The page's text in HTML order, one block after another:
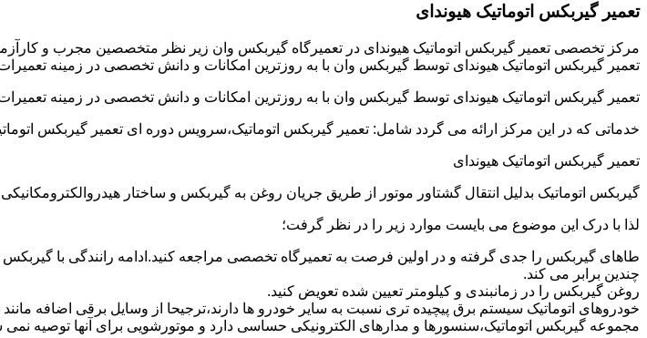
تعمیر گیربکس اتوماتیک هیوندای
مرکز تخصصی تعمیر گیربکس اتوماتیک هیوندای در تعمیرگاه گیربکس وان زیر نظر متخصصین مجرب و
تعمیر گیربکس اتوماتیک هیوندای توسط گیربکس وان با به روزترین امکانات و دانش تخصصی در زمینه
تعمیر گیربکس اتوماتیک هیوندای توسط گیربکس وان با به روزترین امکانات و دانش تخصصی در زمینه
خدماتی که در این مرکز ارائه می گردد شامل: تعمیر گیربکس اتوماتیک،سرویس دوره ای تعمیر گیربکس
تعمیر گیربکس اتوماتیک هیوندای
گیربکس اتوماتیک بدلیل انتقال گشتاور موتور از طریق جریان روغن به گیربکس و ساختار
لذا با درک این موضوع می بایست موارد زیر را در نظر گرفت؛
طاهای گیربکس را جدی گرفته و در اولین فرصت به تعمیرگاه تخصصی مراجعه کنید.ادامه رانندگی با
چندین برابر می کند.
روغن گیربکس را در زمانبندی و کیلومتر تعیین شده تعویض کنید.
خودروهای اتوماتیک سیستم برق پیچیده تری نسبت به سایر خودرو ها دارند،ترجیحا از وسایل برقی اضافه
مجموعه گیربکس اتوماتیک،سنسورها و مدارهای الکترونیکی حساسی دارد و موتورشویی برای آنها توصیه نمی